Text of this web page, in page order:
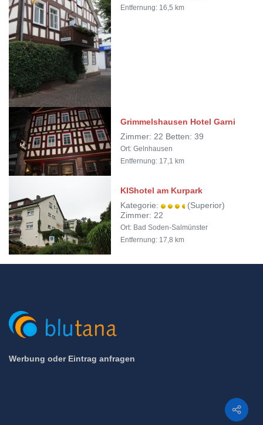
Teilen
Entfernung: 16,5 km
Grimmelshausen Hotel Garni
Zimmer: 22 Betten: 39
Ort: Gelnhausen
Entfernung: 17,1 km
KIShotel am Kurpark
Kategorie:
(Superior)
Zimmer: 22
Ort: Bad Soden-Salmünster
Entfernung: 17,8 km
Werbung oder Eintrag anfragen